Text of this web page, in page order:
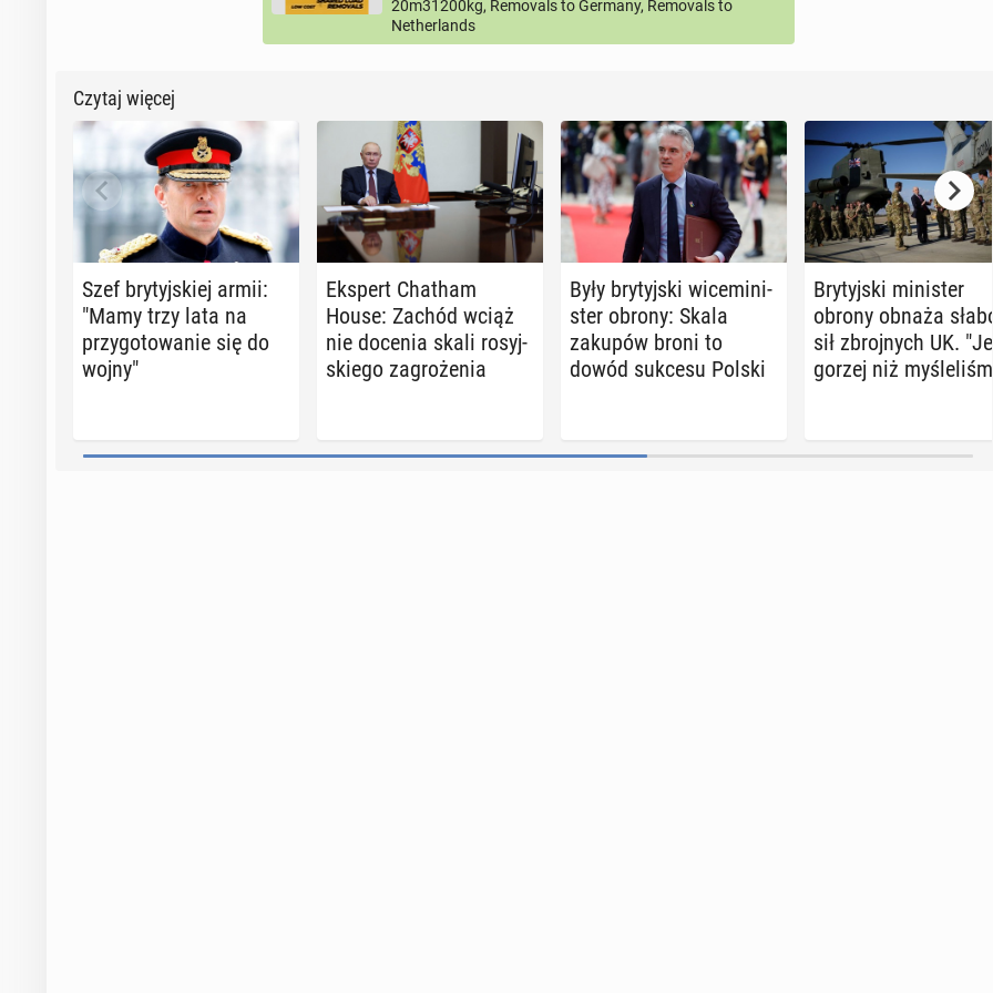
20m31200kg, Removals to Germany, Removals to
Netherlands
Czytaj więcej
Szef bry­tyj­skiej armii:
"Mamy trzy lata na
przy­go­to­wa­nie się do
wojny"
Ekspert Chatham
House: Zachód wciąż
nie docenia skali ro­syj­
skie­go za­gro­że­nia
Były bry­tyj­ski wi­ce­mi­ni­
ster obrony: Skala
zakupów broni to
dowód sukcesu Polski
Bry­tyj­ski mi­ni­ster
obrony obnaża
sił zbroj­nych UK.
gorzej niż